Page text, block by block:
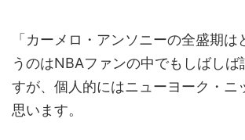
「カーメロ・アンソニーの全盛期は
うのはNBAファンの中でもしばしば
すが、個人的にはニューヨーク・ニ
思います。